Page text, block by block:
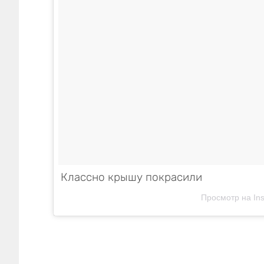
Классно крышу покрасили
Просмотр на